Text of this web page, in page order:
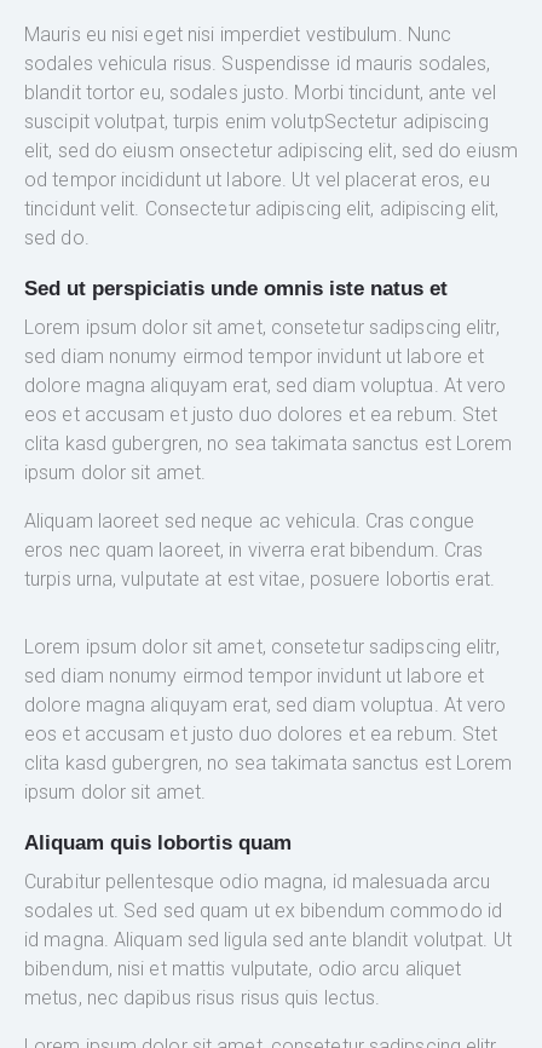
Mauris eu nisi eget nisi imperdiet vestibulum. Nunc
sodales vehicula risus. Suspendisse id mauris sodales,
blandit tortor eu, sodales justo. Morbi tincidunt, ante vel
suscipit volutpat, turpis enim volutpSectetur adipiscing
elit, sed do eiusm onsectetur adipiscing elit, sed do eiusm
od tempor incididunt ut labore. Ut vel placerat eros, eu
tincidunt velit. Consectetur adipiscing elit, adipiscing elit,
sed do.
Sed ut perspiciatis unde omnis iste natus et
Lorem ipsum dolor sit amet, consetetur sadipscing elitr,
sed diam nonumy eirmod tempor invidunt ut labore et
dolore magna aliquyam erat, sed diam voluptua. At vero
eos et accusam et justo duo dolores et ea rebum. Stet
clita kasd gubergren, no sea takimata sanctus est Lorem
ipsum dolor sit amet.
Aliquam laoreet sed neque ac vehicula. Cras congue
eros nec quam laoreet, in viverra erat bibendum. Cras
turpis urna, vulputate at est vitae, posuere lobortis erat.
Lorem ipsum dolor sit amet, consetetur sadipscing elitr,
sed diam nonumy eirmod tempor invidunt ut labore et
dolore magna aliquyam erat, sed diam voluptua. At vero
eos et accusam et justo duo dolores et ea rebum. Stet
clita kasd gubergren, no sea takimata sanctus est Lorem
ipsum dolor sit amet.
Aliquam quis lobortis quam
Curabitur pellentesque odio magna, id malesuada arcu
sodales ut. Sed sed quam ut ex bibendum commodo id
id magna. Aliquam sed ligula sed ante blandit volutpat. Ut
bibendum, nisi et mattis vulputate, odio arcu aliquet
metus, nec dapibus risus risus quis lectus.